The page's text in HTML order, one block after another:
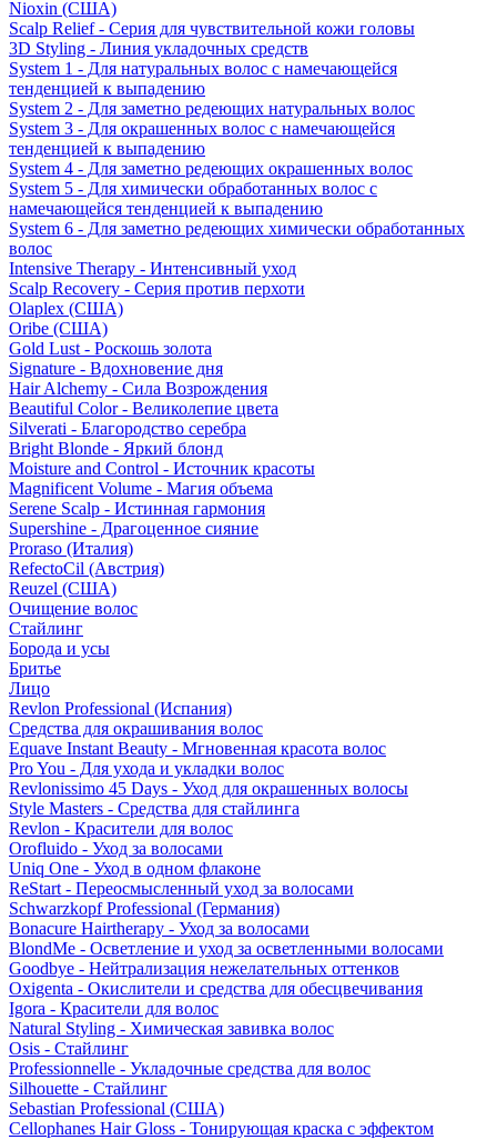
Nioxin (США)
Scalp Relief - Серия для чувствительной кожи головы
3D Styling - Линия укладочных средств
System 1 - Для натуральных волос с намечающейся
тенденцией к выпадению
System 2 - Для заметно редеющих натуральных волос
System 3 - Для окрашенных волос с намечающейся
тенденцией к выпадению
System 4 - Для заметно редеющих окрашенных волос
System 5 - Для химически обработанных волос с
намечающейся тенденцией к выпадению
System 6 - Для заметно редеющих химически обработанных
волос
Intensive Therapy - Интенсивный уход
Scalp Recovery - Серия против перхоти
Olaplex (США)
Oribe (США)
Gold Lust - Роскошь золота
Signature - Вдохновение дня
Hair Alchemy - Сила Возрождения
Beautiful Color - Великолепие цвета
Silverati - Благородство серебра
Bright Blonde - Яркий блонд
Moisture and Control - Источник красоты
Magnificent Volume - Магия объема
Serene Scalp - Истинная гармония
Supershine - Драгоценное сияние
Proraso (Италия)
RefectoCil (Австрия)
Reuzel (США)
Очищение волос
Стайлинг
Борода и усы
Бритье
Лицо
Revlon Professional (Испания)
Средства для окрашивания волос
Equave Instant Beauty - Мгновенная красота волос
Pro You - Для ухода и укладки волос
Revlonissimo 45 Days - Уход для окрашенных волосы
Style Masters - Средства для стайлинга
Revlon - Красители для волос
Orofluido - Уход за волосами
Uniq One - Уход в одном флаконе
ReStart - Переосмысленный уход за волосами
Schwarzkopf Professional (Германия)
Bonacure Hairtherapy - Уход за волосами
BlondMe - Осветление и уход за осветленными волосами
Goodbye - Нейтрализация нежелательных оттенков
Oxigenta - Окислители и средства для обесцвечивания
Igora - Красители для волос
Natural Styling - Химическая завивка волос
Osis - Стайлинг
Professionnelle - Укладочные средства для волос
Silhouette - Стайлинг
Sebastian Professional (США)
Cellophanes Hair Gloss - Тонирующая краска с эффектом